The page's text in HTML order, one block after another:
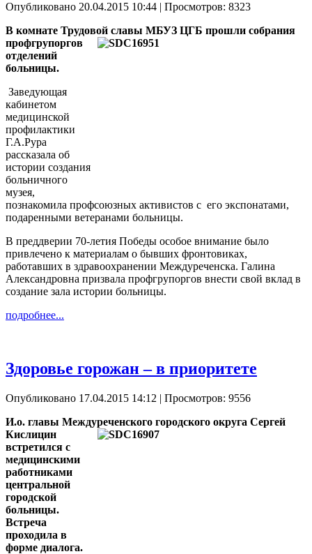
Опубликовано 20.04.2015 10:44 | Просмотров: 8323
В комнате Трудовой славы МБУЗ ЦГБ прошли собрания
профгрупоргов
отделений
больницы.
Заведующая
кабинетом
медицинской
профилактики
Г.А.Рура
рассказала об
истории создания
больничного
музея,
познакомила профсоюзных активистов с его экспонатами,
подаренными ветеранами больницы.
В преддверии 70-летия Победы особое внимание было
привлечено к материалам о бывших фронтовиках,
работавших в здравоохранении Междуреченска. Галина
Александровна призвала профгрупоргов внести свой вклад в
создание зала истории больницы.
подробнее...
Здоровье горожан – в приоритете
Опубликовано 17.04.2015 14:12 | Просмотров: 9556
И.о. главы Междуреченского городского округа Сергей
Кислицин
встретился с
медицинскими
работниками
центральной
городской
больницы.
Встреча
проходила в
форме диалога.